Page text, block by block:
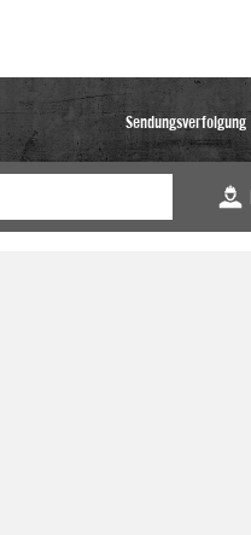
Sendungsverfolgung